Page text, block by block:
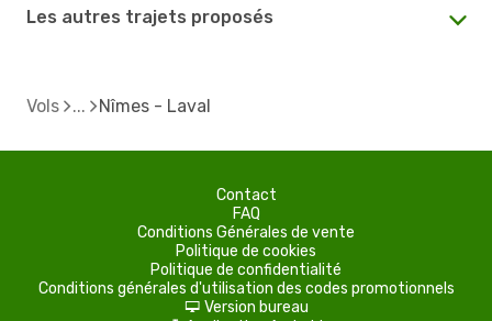
Les autres trajets proposés
Vols Nîmes - Laval
Contact
FAQ
Conditions Générales de vente
Politique de cookies
Politique de confidentialité
Conditions générales d'utilisation des codes promotionnels
d Version bureau